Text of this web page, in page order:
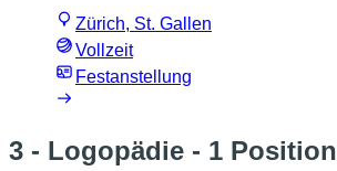
Zürich, St. Gallen
Vollzeit
Festanstellung
3 - Logopädie - 1 Position